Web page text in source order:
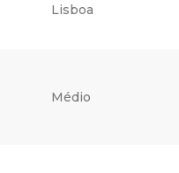
Lisboa
Médio